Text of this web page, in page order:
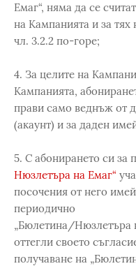
Емаг“, няма да се
на Кампанията и за тях
чл. 3.2.2 по-горе;
4. За целите на
Кампанията,
прави само веднъж от
(акаунт) и за даден
5. С абонирането си за
Нюзлетъра на Емаг“
посочения от него
периодично
„Бюлетина/Нюзлетъра
оттегли своето
получаване на